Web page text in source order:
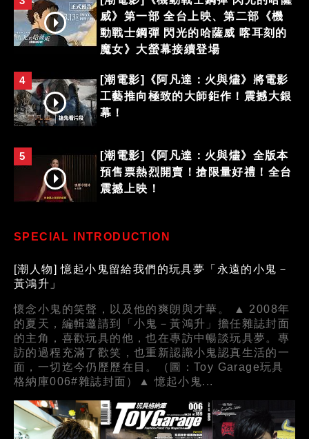
威》第一部 全台上映、第二部《機
動戰士鋼彈 閃光的哈薩威 喀耳刻的
魔女》大螢幕接續登場
4
[潮電影]《阿凡達：火與燼》將電影
工藝推向極致的大師鉅作！震撼大銀
幕！
5
[潮電影]《阿凡達：火與燼》全版本
預售票熱烈開賣！搶限量好禮！全台
震撼上映！
SPECIAL INTRODUCTION
[潮人物] 憶起小鬼留給我們的玩具夢「永遠的小鬼－
黃鴻升」
懷念小鬼的笑聲，以及他的爽朗與才華。 ▲ 2008年
的夏天，編輯邀請到「小鬼－黃鴻升」擔任雜誌封面
的主角，喜歡玩具的他，也在專訪中暢談玩具夢。專
訪的過程充滿了歡笑，也重新認識小鬼認真生活的一
面，一切迄今仍歷歷在目。（圖：Toy Garage玩具
格納庫006#雜誌封面）▲ 憶起小鬼...